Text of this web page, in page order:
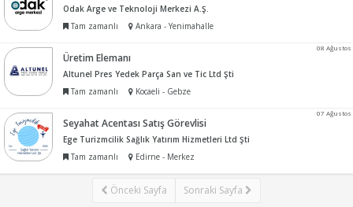
Odak Arge ve Teknoloji Merkezi A.Ş.
Tam zamanlı
Ankara - Yenimahalle
08 Ağustos
Üretim Elemanı
Altunel Pres Yedek Parça San ve Tic Ltd Şti
Tam zamanlı
Kocaeli - Gebze
07 Ağustos
Seyahat Acentası Satış Görevlisi
Ege Turizmcilik Sağlık Yatırım Hizmetleri Ltd Şti
Tam zamanlı
Edirne - Merkez
Önceki Sayfa Sonraki Sayfa